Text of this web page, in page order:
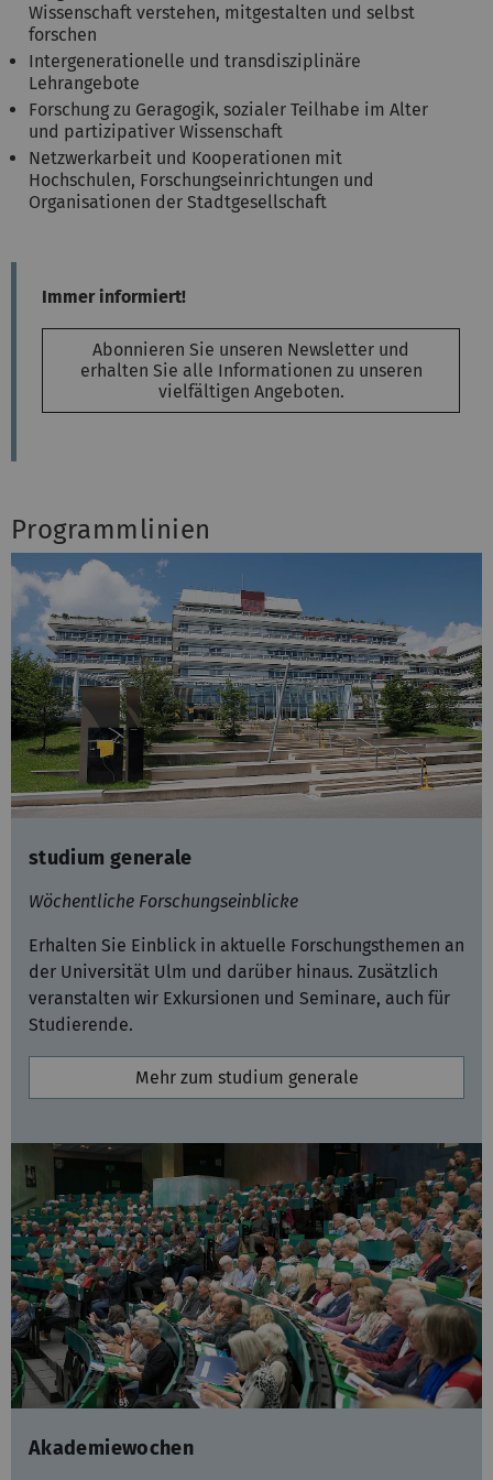
Wissenschaft verstehen, mitgestalten und selbst
forschen
Intergenerationelle und transdisziplinäre
Lehrangebote
Forschung zu Geragogik, sozialer Teilhabe im Alter
und partizipativer Wissenschaft
Netzwerkarbeit und Kooperationen mit
Hochschulen, Forschungseinrichtungen und
Organisationen der Stadtgesellschaft
Immer informiert!
Abonnieren Sie unseren Newsletter und
erhalten Sie alle Informationen zu unseren
vielfältigen Angeboten.
Programmlinien
studium generale
Wöchentliche Forschungseinblicke
Erhalten Sie Einblick in aktuelle Forschungsthemen an
der Universität Ulm und darüber hinaus. Zusätzlich
veranstalten wir Exkursionen und Seminare, auch für
Studierende.
Mehr zum studium generale
Akademiewochen